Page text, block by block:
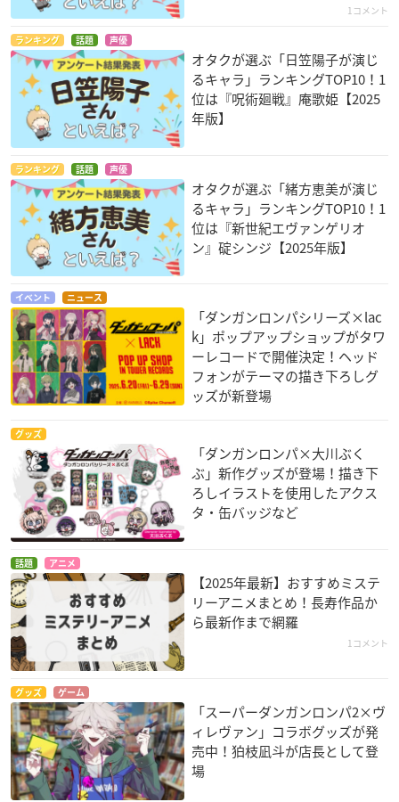
1コメント
ランキング 話題 声優
オタクが選ぶ「日笠陽子が演じ
るキャラ」ランキングTOP10！1
位は『呪術廻戦』庵歌姫【2025
年版】
ランキング 話題 声優
オタクが選ぶ「緒方恵美が演じ
るキャラ」ランキングTOP10！1
位は『新世紀エヴァンゲリオ
ン』碇シンジ【2025年版】
イベント ニュース
「ダンガンロンパシリーズ×lac
k」ポップアップショップがタワ
ーレコードで開催決定！ヘッド
フォンがテーマの描き下ろしグ
ッズが新登場
グッズ
「ダンガンロンパ×大川ぶく
ぶ」新作グッズが登場！描き下
ろしイラストを使用したアクス
タ・缶バッジなど
話題 アニメ
【2025年最新】おすすめミステ
リーアニメまとめ！長寿作品か
ら最新作まで網羅
1コメント
グッズ ゲーム
「スーパーダンガンロンパ2×ヴ
ィレヴァン」コラボグッズが発
売中！狛枝凪斗が店長として登
場